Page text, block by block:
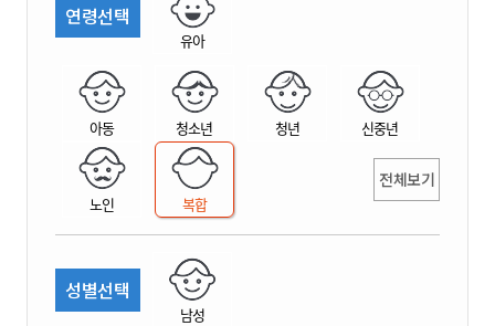
연령선택
유아
아동 청소년 청년 신중년
노인 복합
전체보기
성별선택
남성